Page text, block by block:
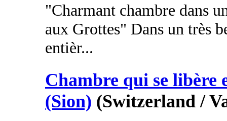
"Charmant chambre dans
aux Grottes" Dans un très
entièr...
Chambre qui se libère
(Sion) (Switzerland /